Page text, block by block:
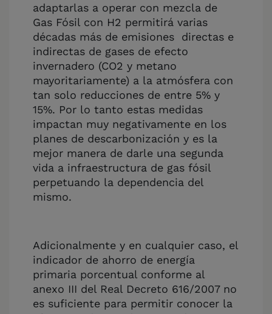
adaptarlas a operar con mezcla de
Gas Fósil con H2 permitirá varias
décadas más de emisiones directas e
indirectas de gases de efecto
invernadero (CO2 y metano
mayoritariamente) a la atmósfera con
tan solo reducciones de entre 5% y
15%. Por lo tanto estas medidas
impactan muy negativamente en los
planes de descarbonización y es la
mejor manera de darle una segunda
vida a infraestructura de gas fósil
perpetuando la dependencia del
mismo.
Adicionalmente y en cualquier caso, el
indicador de ahorro de energía
primaria porcentual conforme al
anexo III del Real Decreto 616/2007 no
es suficiente para permitir conocer la